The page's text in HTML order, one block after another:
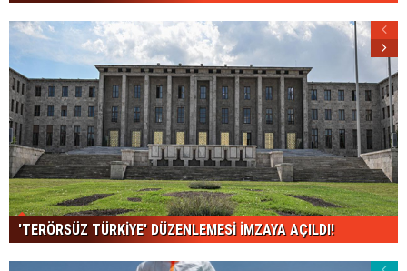
'TERÖRSÜZ TÜRKİYE' DÜZENLEMESİ İMZAYA AÇILDI!